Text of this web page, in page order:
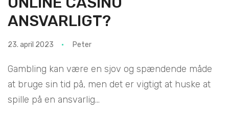
ANSVARLIGT?
23. april 2023 Peter
Gambling kan være en sjov og spændende måde
at bruge sin tid på, men det er vigtigt at huske at
spille på en ansvarlig...